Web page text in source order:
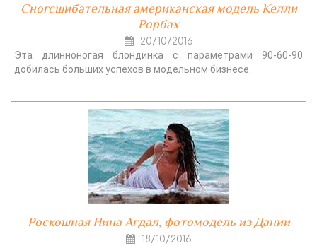
Сногсшибательная американская модель Келли
Рорбах
20/10/2016
Эта длинноногая блондинка с параметрами 90-60-90
добилась больших успехов в модельном бизнесе.
Роскошная Нина Агдал, фотомодель из Дании
18/10/2016